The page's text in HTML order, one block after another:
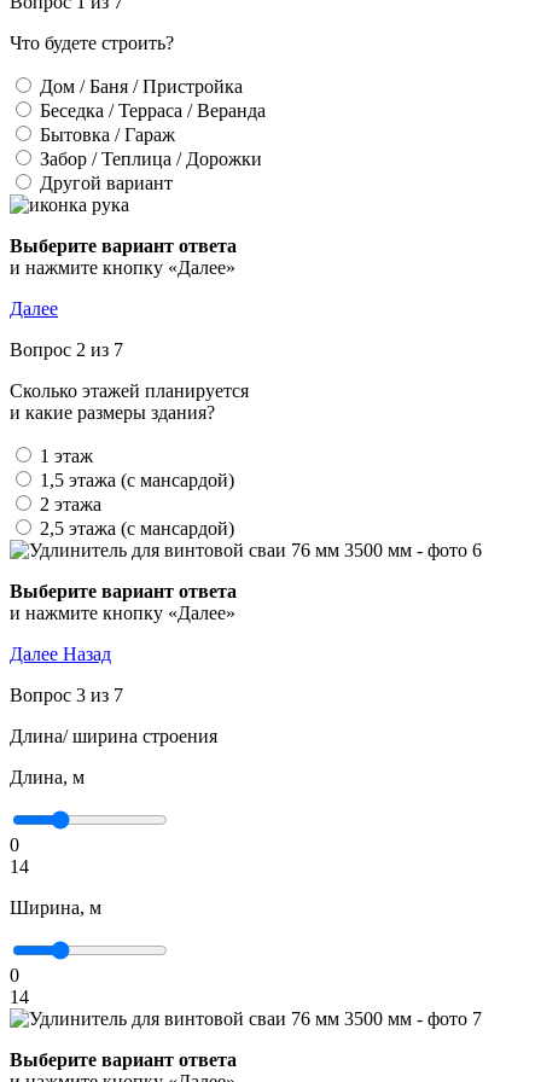
Что будете строить?
Дом / Баня / Пристройка
Беседка / Терраса / Веранда
Бытовка / Гараж
Забор / Теплица / Дорожки
Другой вариант
Выберите вариант ответа
и нажмите кнопку «Далее»
Далее
Вопрос 2 из 7
Сколько этажей планируется
и какие размеры здания?
1 этаж
1,5 этажа (с мансардой)
2 этажа
2,5 этажа (с мансардой)
Выберите вариант ответа
и нажмите кнопку «Далее»
Далее Назад
Вопрос 3 из 7
Длина/ ширина строения
Длина, м
0
14
Ширина, м
0
14
Выберите вариант ответа